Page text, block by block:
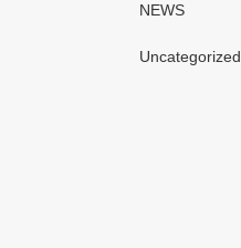
NEWS
Uncategorized